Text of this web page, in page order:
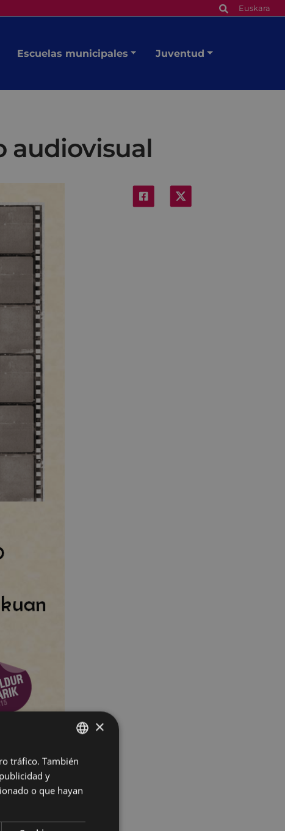
Euskara
Escuelas municipales Juventud
audiovisual
Indianokua.
4 de octubre
información
BASQUE
×
tráfico. También
y
o que hayan